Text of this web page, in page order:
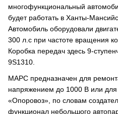
многофункциональный
будет работать в Ханты-
Автомобиль оборудовали
300 л.с при частоте вращения
Коробка передач здесь 9-
9S1310.
МАРС предназначен для
напряжением до 1000 В или
«Опоровоз», по словам
функционал небольшого